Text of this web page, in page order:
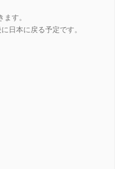
す。
日本に戻る予定です。